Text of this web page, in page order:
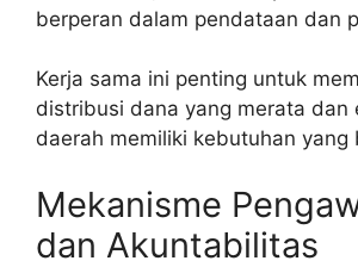
berperan dalam pendataan dan
Kerja sama ini penting untuk
distribusi dana yang merata dan
daerah memiliki kebutuhan yang
Mekanisme
dan Akuntabilitas